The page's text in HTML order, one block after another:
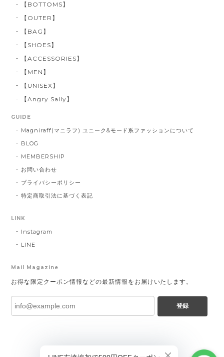
【BOTTOMS】
【OUTER】
【BAG】
【SHOES】
【ACCESSORIES】
【MEN】
【UNISEX】
【Angry Sally】
GUIDE
Magniraff(マニラフ) ユニーク&モード系ファッションについて
BLOG
MEMBERSHIP
お問い合わせ
プライバシーポリシー
特定商取引法に基づく表記
LINK
Instagram
LINE
Mail Magazine
お得な限定クーポン情報などの最新情報をお届けいたします。
登録